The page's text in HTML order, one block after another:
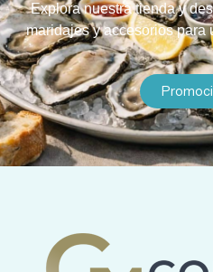
Explora nuestra tienda y
maridajes y accesorios para